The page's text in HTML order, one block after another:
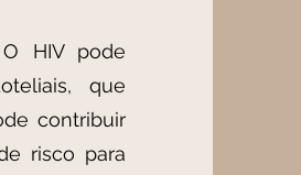
HIV pode
que
contribuir
risco para